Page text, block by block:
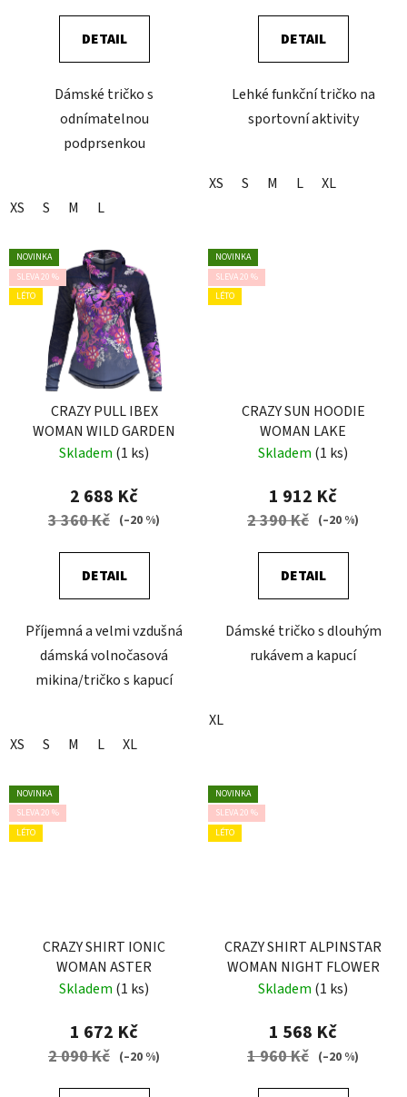
DETAIL
Dámské tričko s
odnímatelnou
podprsenkou
XS S M L
DETAIL
Lehké funkční tričko na
sportovní aktivity
XS S M L XL
NOVINKA
SLEVA 20 %
LÉTO
CRAZY PULL IBEX
WOMAN WILD GARDEN
Skladem (1 ks)
2 688 Kč
3 360 Kč (–20 %)
DETAIL
Příjemná a velmi vzdušná
dámská volnočasová
mikina/tričko s kapucí
XS S M L XL
NOVINKA
SLEVA 20 %
LÉTO
CRAZY SUN HOODIE
WOMAN LAKE
Skladem (1 ks)
1 912 Kč
2 390 Kč (–20 %)
DETAIL
Dámské tričko s dlouhým
rukávem a kapucí
XL
NOVINKA
SLEVA 20 %
LÉTO
CRAZY SHIRT IONIC
WOMAN ASTER
Skladem (1 ks)
1 672 Kč
2 090 Kč (–20 %)
NOVINKA
SLEVA 20 %
LÉTO
CRAZY SHIRT ALPINSTAR
WOMAN NIGHT FLOWER
Skladem (1 ks)
1 568 Kč
1 960 Kč (–20 %)